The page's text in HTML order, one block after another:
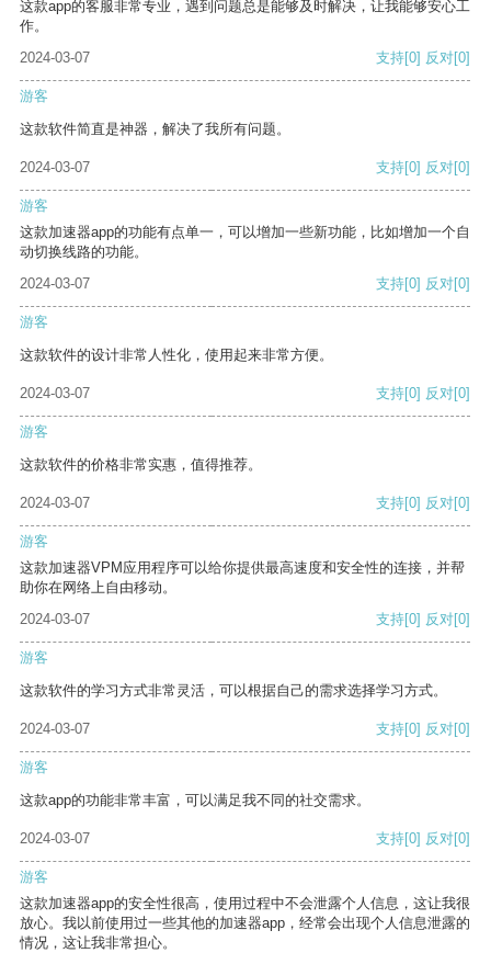
这款app的客服非常专业，遇到问题总是能够及时解决，让我能够安心工
作。
2024-03-07
支持[0] 反对[0]
游客
这款软件简直是神器，解决了我所有问题。
2024-03-07 支持[0] 反对[0]
游客
这款加速器app的功能有点单一，可以增加一些新功能，比如增加一个自
动切换线路的功能。
2024-03-07
支持[0] 反对[0]
游客
这款软件的设计非常人性化，使用起来非常方便。
2024-03-07 支持[0] 反对[0]
游客
这款软件的价格非常实惠，值得推荐。
2024-03-07 支持[0] 反对[0]
游客
这款加速器VPM应用程序可以给你提供最高速度和安全性的连接，并帮
助你在网络上自由移动。
2024-03-07
支持[0] 反对[0]
游客
这款软件的学习方式非常灵活，可以根据自己的需求选择学习方式。
2024-03-07 支持[0] 反对[0]
游客
这款app的功能非常丰富，可以满足我不同的社交需求。
2024-03-07 支持[0] 反对[0]
游客
这款加速器app的安全性很高，使用过程中不会泄露个人信息，这让我很
放心。我以前使用过一些其他的加速器app，经常会出现个人信息泄露的
情况，这让我非常担心。